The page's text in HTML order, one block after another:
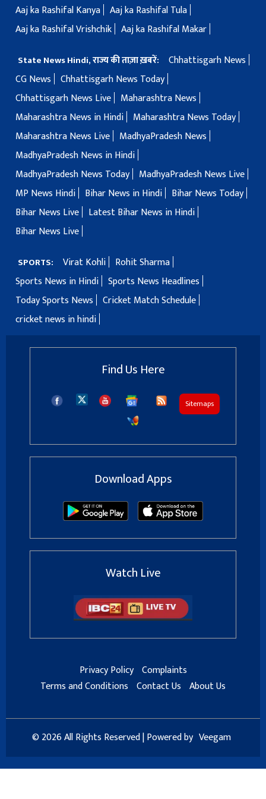
Aaj ka Rashifal Kanya Aaj ka Rashifal Tula
Aaj ka Rashifal Vrishchik Aaj ka Rashifal Makar
State News Hindi, राज्य की ताज़ा ख़बरें:
Chhattisgarh News
CG News
Chhattisgarh News Today
Chhattisgarh News Live
Maharashtra News
Maharashtra News in Hindi
Maharashtra News Today
Maharashtra News Live
MadhyaPradesh News
MadhyaPradesh News in Hindi
MadhyaPradesh News Today
MadhyaPradesh News Live
MP News Hindi
Bihar News in Hindi
Bihar News Today
Bihar News Live
Latest Bihar News in Hindi
Bihar News Live
SPORTS: Virat Kohli
Rohit Sharma
Sports News in Hindi Sports News Headlines
Today Sports News
Cricket Match Schedule
cricket news in hindi
Find Us Here
Sitemaps
Download Apps
Watch Live
Privacy Policy Complaints
Terms and Conditions Contact Us About Us
© 2026 All Rights Reserved | Powered by Veegam